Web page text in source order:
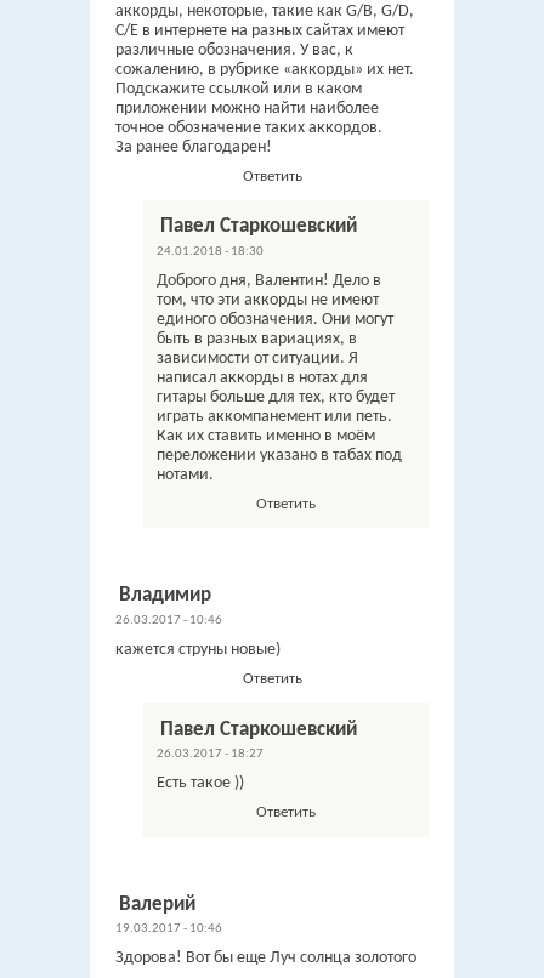
аккорды, некоторые, такие как G/B, G/D,
C/E в интернете на разных сайтах имеют
различные обозначения. У вас, к
сожалению, в рубрике «аккорды» их нет.
Подскажите ссылкой или в каком
приложении можно найти наиболее
точное обозначение таких аккордов.
За ранее благодарен!
Ответить
Павел Старкошевский
24.01.2018 - 18:30
Доброго дня, Валентин! Дело в
том, что эти аккорды не имеют
единого обозначения. Они могут
быть в разных вариациях, в
зависимости от ситуации. Я
написал аккорды в нотах для
гитары больше для тех, кто будет
играть аккомпанемент или петь.
Как их ставить именно в моём
переложении указано в табах под
нотами.
Ответить
Владимир
26.03.2017 - 10:46
кажется струны новые)
Ответить
Павел Старкошевский
26.03.2017 - 18:27
Есть такое ))
Ответить
Валерий
19.03.2017 - 10:46
Здорова! Вот бы еще Луч солнца золотого